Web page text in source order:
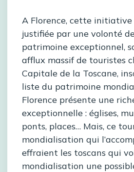
A Florence, cette
justifiée par une volonté
patrimoine exceptionnel,
afflux massif de touristes
Capitale de la Toscane,
liste du patrimoine
Florence présente une
exceptionnelle : églises,
ponts, places… Mais, ce
mondialisation qui
effraient les toscans qui
mondialisation une